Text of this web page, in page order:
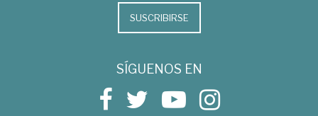
SUSCRIBIRSE
SÍGUENOS EN